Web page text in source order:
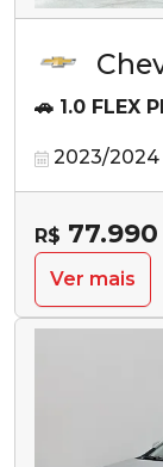
🚗 1.0 FLEX
2023/2024
R$ 77.990
Ver mais